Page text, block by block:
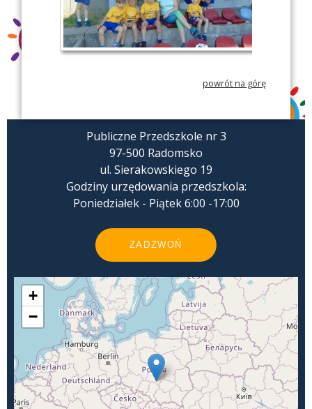
powrót na górę
Publiczne Przedszkole nr 3
97-500 Radomsko
ul. Sierakowskiego 19
Godziny urzędowania przedszkola:
Poniedziałek - Piątek 6:00 -17:00
ZADZWOŃ
+
−